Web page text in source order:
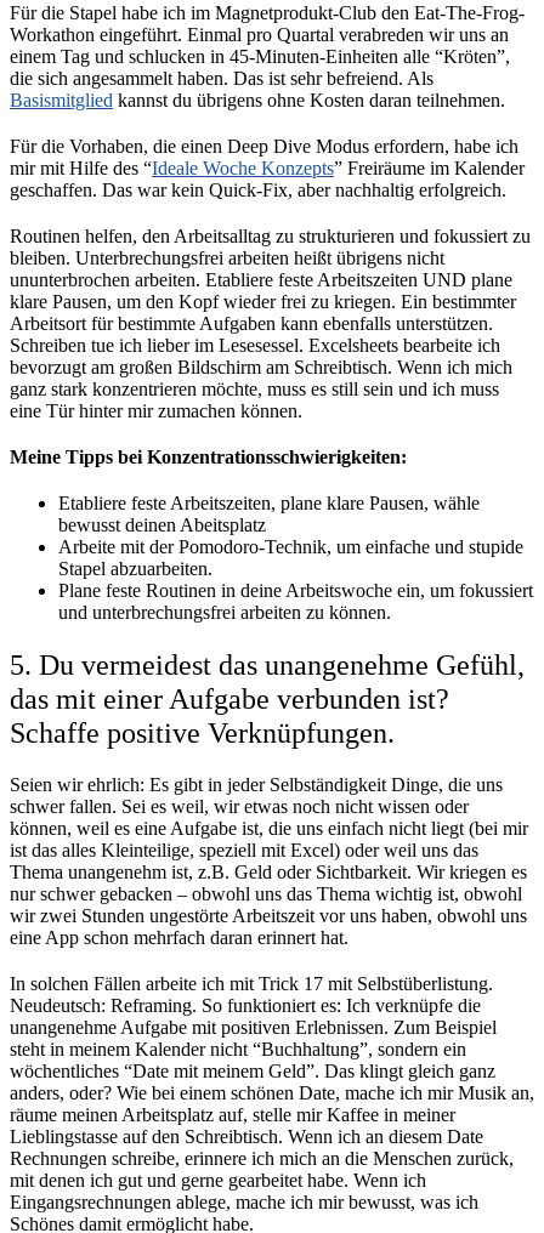
Für die Stapel habe ich im Magnetprodukt-Club den Eat-The-Frog-
Workathon eingeführt. Einmal pro Quartal verabreden wir uns an
einem Tag und schlucken in 45-Minuten-Einheiten alle “Kröten”,
die sich angesammelt haben. Das ist sehr befreiend. Als
Basismitglied kannst du übrigens ohne Kosten daran teilnehmen.
Für die Vorhaben, die einen Deep Dive Modus erfordern, habe ich
mir mit Hilfe des “Ideale Woche Konzepts” Freiräume im Kalender
geschaffen. Das war kein Quick-Fix, aber nachhaltig erfolgreich.
Routinen helfen, den Arbeitsalltag zu strukturieren und fokussiert zu
bleiben. Unterbrechungsfrei arbeiten heißt übrigens nicht
ununterbrochen arbeiten. Etabliere feste Arbeitszeiten UND plane
klare Pausen, um den Kopf wieder frei zu kriegen. Ein bestimmter
Arbeitsort für bestimmte Aufgaben kann ebenfalls unterstützen.
Schreiben tue ich lieber im Lesesessel. Excelsheets bearbeite ich
bevorzugt am großen Bildschirm am Schreibtisch. Wenn ich mich
ganz stark konzentrieren möchte, muss es still sein und ich muss
eine Tür hinter mir zumachen können.
Meine Tipps bei Konzentrationsschwierigkeiten:
Etabliere feste Arbeitszeiten, plane klare Pausen, wähle
bewusst deinen Abeitsplatz
Arbeite mit der Pomodoro-Technik, um einfache und stupide
Stapel abzuarbeiten.
Plane feste Routinen in deine Arbeitswoche ein, um fokussiert
und unterbrechungsfrei arbeiten zu können.
5. Du vermeidest das unangenehme Gefühl,
das mit einer Aufgabe verbunden ist?
Schaffe positive Verknüpfungen.
Seien wir ehrlich: Es gibt in jeder Selbständigkeit Dinge, die uns
schwer fallen. Sei es weil, wir etwas noch nicht wissen oder
können, weil es eine Aufgabe ist, die uns einfach nicht liegt (bei mir
ist das alles Kleinteilige, speziell mit Excel) oder weil uns das
Thema unangenehm ist, z.B. Geld oder Sichtbarkeit. Wir kriegen es
nur schwer gebacken – obwohl uns das Thema wichtig ist, obwohl
wir zwei Stunden ungestörte Arbeitszeit vor uns haben, obwohl uns
eine App schon mehrfach daran erinnert hat.
In solchen Fällen arbeite ich mit Trick 17 mit Selbstüberlistung.
Neudeutsch: Reframing. So funktioniert es: Ich verknüpfe die
unangenehme Aufgabe mit positiven Erlebnissen. Zum Beispiel
steht in meinem Kalender nicht “Buchhaltung”, sondern ein
wöchentliches “Date mit meinem Geld”. Das klingt gleich ganz
anders, oder? Wie bei einem schönen Date, mache ich mir Musik an,
räume meinen Arbeitsplatz auf, stelle mir Kaffee in meiner
Lieblingstasse auf den Schreibtisch. Wenn ich an diesem Date
Rechnungen schreibe, erinnere ich mich an die Menschen zurück,
mit denen ich gut und gerne gearbeitet habe. Wenn ich
Eingangsrechnungen ablege, mache ich mir bewusst, was ich
Schönes damit ermöglicht habe.